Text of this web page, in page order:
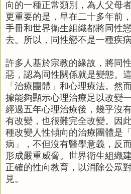
向的一種正常類別，為人父母
更重要的是，早在二十多年前
手冊和世界衛生組織都將同性
去。所以，同性戀不是一種疾病
許多人基於宗教的緣故，將同
惡，認為同性關係就是變態。
「治療團體」和心理療法。然
據能夠顯示心理治療足以改變
經過五年心理治療後，幾乎沒
有改變，也很難完全改變。因
種改變人性傾向的治療團體是
病」，不但沒有醫學意義，反
形成嚴重威脅。世界衛生組織
正確的性向教育，以消除公眾
見。